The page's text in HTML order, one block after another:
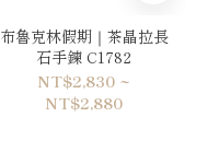
布魯克林假期｜茶晶拉長
石手鍊 C1782
NT$2,830 ~
NT$2,880